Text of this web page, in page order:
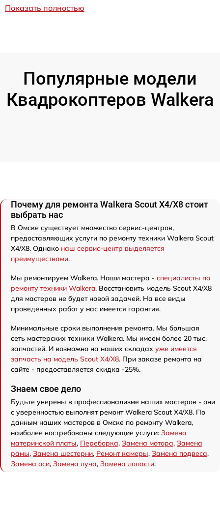
Показать полностью
Популярные модели
Квадрокоптеров Walkera
Почему для ремонта Walkera Scout X4/X8 стоит
выбрать нас
В Омске существует множество сервис-центров,
предоставляющих услуги по ремонту техники Walkera Scout
X4/X8. Однако наш сервис-центр выделяется
преимуществами.
Мы ремонтируем Walkera. Наши мастера - специалисты по
ремонту техники Walkera. Восстановить модель Scout X4/X8
для мастеров не будет новой задачей. На все виды
проведенных работ у нас имеется гарантия.
Минимальные сроки выполнения ремонта. Мы большая
сеть мастерских техники Walkera. Мы имеем более 20 тыс.
запчастей. И возможно на наших складах уже имеется
запчасть на модель Scout X4/X8. При заказе ремонта на
сайте - предоставляется скидка -25%.
Знаем свое дело
Будьте уверены в профессионализме наших мастеров - они
с уверенностью выполнят ремонт Walkera Scout X4/X8. По
данным наших мастеров в Омске по ремонту Walkera,
наиболее востребованы следующие услуги: Замена
материнской платы, Переборка, Замена мотора, Замена
рамы, Замена шестерни, Ремонт камеры, Замена подвеса,
Замена оси, Замена луча, Замена лопасти.